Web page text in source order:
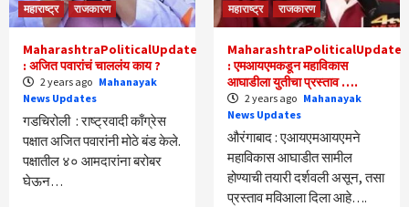
महाराष्ट्र राजकारण
MaharashtraPoliticalUpdate
: अजित पवारांचं चाललंय काय ?
2 years ago Mahanayak
News Updates
गडचिरोली : राष्ट्रवादी काँग्रेस
पक्षात अजित पवारांनी मोठे बंड केले.
पक्षातील ४० आमदारांना बरोबर
घेऊन…
महाराष्ट्र राजकारण
MaharashtraPoliticalUpdate
: एमआयएमकडून महाविकास
आघाडीला युतीचा प्रस्ताव ….
2 years ago Mahanayak
News Updates
औरंगाबाद : एआयएमआयएमने
महाविकास आघाडीत सामील
होण्याची तयारी दर्शवली असून, तसा
प्रस्ताव मविआला दिला आहे….